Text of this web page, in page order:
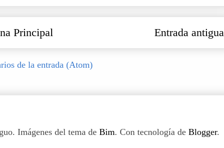
Entrada antigua
Principal
de la entrada (Atom)
Imágenes del tema de Bim. Con tecnología de Blogger.